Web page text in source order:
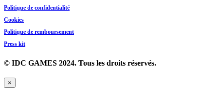
Politique de confidentialité
Cookies
Politique de remboursement
Press kit
© IDC GAMES 2024. Tous les droits réservés.
×